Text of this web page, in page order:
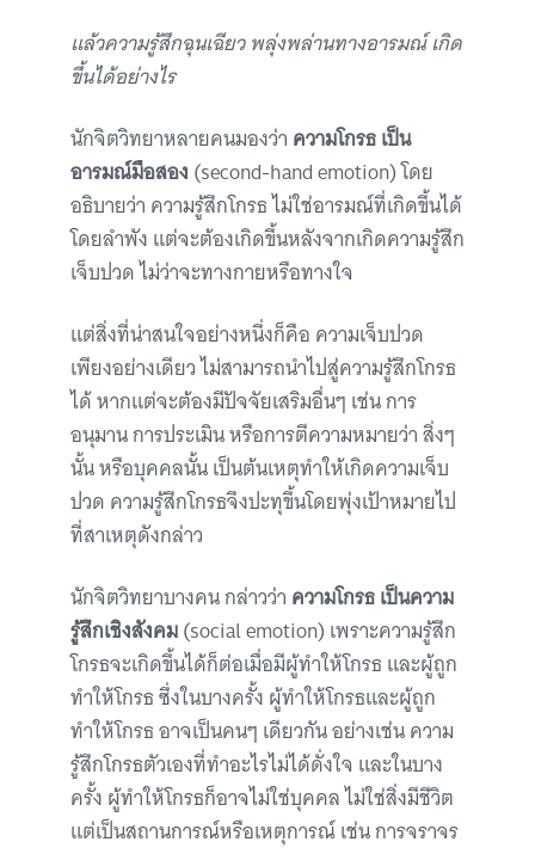
แล้วความรู้สึกฉุนเฉียว พลุ่งพล่านทางอารมณ์ เกิด
ขึ้นได้อย่างไร
นักจิตวิทยาหลายคนมองว่า ความโกรธ เป็น
อารมณ์มือสอง (second-hand emotion) โดย
อธิบายว่า ความรู้สึกโกรธ ไม่ใช่อารมณ์ที่เกิดขึ้นได้
โดยลำพัง แต่จะต้องเกิดขึ้นหลังจากเกิดความรู้สึก
เจ็บปวด ไม่ว่าจะทางกายหรือทางใจ
แต่สิ่งที่น่าสนใจอย่างหนึ่งก็คือ ความเจ็บปวด
เพียงอย่างเดียว ไม่สามารถนำไปสู่ความรู้สึกโกรธ
ได้ หากแต่จะต้องมีปัจจัยเสริมอื่นๆ เช่น การ
อนุมาน การประเมิน หรือการตีความหมายว่า สิ่งๆ
นั้น หรือบุคคลนั้น เป็นต้นเหตุทำให้เกิดความเจ็บ
ปวด ความรู้สึกโกรธจึงปะทุขึ้นโดยพุ่งเป้าหมายไป
ที่สาเหตุดังกล่าว
นักจิตวิทยาบางคน กล่าวว่า ความโกรธ เป็นความ
รู้สึกเชิงสังคม(social emotion) เพราะความรู้สึก
โกรธจะเกิดขึ้นได้ก็ต่อเมื่อมีผู้ทำให้โกรธ และผู้ถูก
ทำให้โกรธ ซึ่งในบางครั้ง ผู้ทำให้โกรธและผู้ถูก
ทำให้โกรธ อาจเป็นคนๆ เดียวกัน อย่างเช่น ความ
รู้สึกโกรธตัวเองที่ทำอะไรไม่ได้ดั่งใจ และในบาง
ครั้ง ผู้ทำให้โกรธก็อาจไม่ใช่บุคคล ไม่ใช่สิ่งมีชีวิต
แต่เป็นสถานการณ์หรือเหตุการณ์ เช่น การจราจร